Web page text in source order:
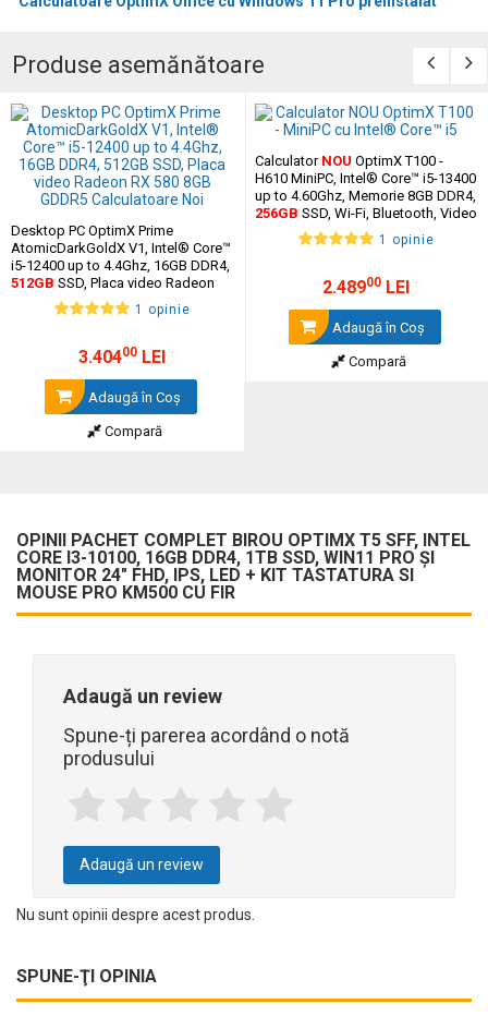
Specificații Tehnice
Procesor: Intel Core i3-10100
Memorie RAM: 16GB DDR4
Stocare: SSD 1TB
Monitor: 24” FHD IPS LED
Sistem de operare: Windows 11 Pro
Periferice: Tastatură + Mouse cu fir
Soluția Ideală pentru Birou Modern și Productivitate Extinsă
OptimX T5 SFF Pachet Complet Birou este alegerea perfectă
pentru utilizatorii care doresc un sistem complet, rapid și spațios,
optimizat pentru activități office și eficiență zilnică.
Produse asemănătoare
Desktop PC OptimX Prime
AtomicDarkGoldX V1, Intel® Core™
i5-12400 up to 4.4Ghz, 16GB DDR4,
512GB SSD, Placa video Radeon
RX 580 8GB GDDR5
1 opinie
3.40400 LEI
Adaugă în Coş
Compară
Calculator NOU OptimX T100 -
H610 MiniPC, Intel® Core™ i5-13400
up to 4.60Ghz, Memorie 8GB DDR4,
256GB SSD, Wi-Fi, Bluetooth, Video
Integrat Intel® UHD Graphics
1 opinie
2.48900 LEI
Adaugă în Coş
Compară
OPINII PACHET COMPLET BIROU OPTIMX T5 SFF, INTEL
CORE I3-10100, 16GB DDR4, 1TB SSD, WIN11 PRO ȘI
MONITOR 24" FHD, IPS, LED + KIT TASTATURA SI
MOUSE PRO KM500 CU FIR
Adaugă un review
Spune-ți parerea acordând o notă
produsului
Adaugă un review
Nu sunt opinii despre acest produs.
SPUNE-ŢI OPINIA